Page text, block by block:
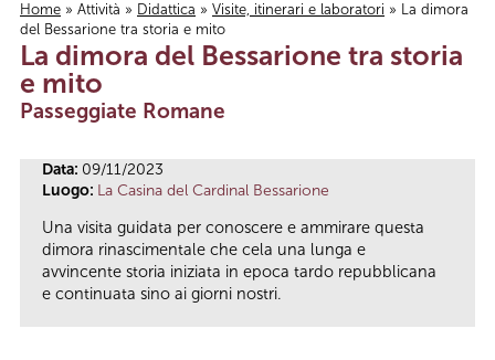
Tu sei qui
Home » Attività » Didattica » Visite, itinerari e laboratori » La dimora
del Bessarione tra storia e mito
La dimora del Bessarione tra storia
e mito
Passeggiate Romane
Data: 09/11/2023
Luogo: La Casina del Cardinal Bessarione
Una visita guidata per conoscere e ammirare questa
dimora rinascimentale che cela una lunga e
avvincente storia iniziata in epoca tardo repubblicana
e continuata sino ai giorni nostri.